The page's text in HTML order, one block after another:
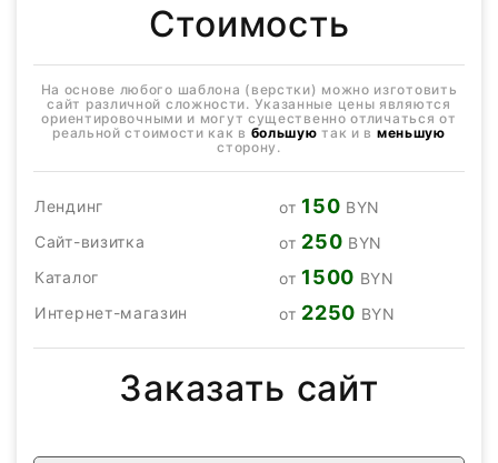
Стоимость
На основе любого шаблона (верстки) можно изготовить
сайт различной сложности. Указанные цены являются
ориентировочными и могут существенно отличаться от
реальной стоимости как в большую так и в меньшую
сторону.
Лендинг от 150 BYN
Сайт-визитка
от 250 BYN
Каталог
от 1500 BYN
Интернет-магазин
от 2250 BYN
Заказать сайт